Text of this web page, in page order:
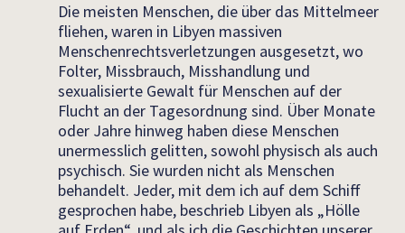
Die meisten Menschen, die über das Mittelmeer
fliehen, waren in Libyen massiven
Menschenrechtsverletzungen ausgesetzt, wo
Folter, Missbrauch, Misshandlung und
sexualisierte Gewalt für Menschen auf der
Flucht an der Tagesordnung sind. Über Monate
oder Jahre hinweg haben diese Menschen
unermesslich gelitten, sowohl physisch als auch
psychisch. Sie wurden nicht als Menschen
behandelt. Jeder, mit dem ich auf dem Schiff
gesprochen habe, beschrieb Libyen als „Hölle